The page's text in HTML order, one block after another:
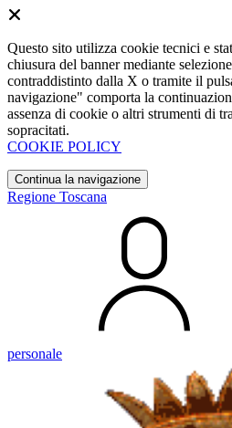
Questo sito utilizza cookie tecnici e
chiusura del banner mediante
contraddistinto dalla X o tramite il
navigazione" comporta la
assenza di cookie o altri strumenti di
sopracitati.
COOKIE POLICY
Continua la navigazione
Regione Toscana
personale